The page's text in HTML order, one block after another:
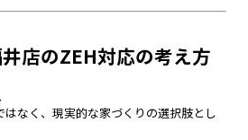
店のZEH対応の考え方
はなく、現実的な家づくりの選択肢とし